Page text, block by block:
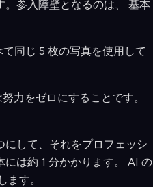
参入障壁となるのは、 基本
同じ 5 枚の写真を使用して
力をゼロにすることです。
して、それをプロフェッシ
は約 1 分かかります。 AI の
す。